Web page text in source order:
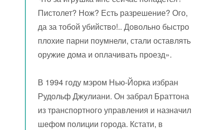
Пистолет? Нож? Есть разрешение? Ого,
да за тобой убийство!.. Довольно быстро
плохие парни поумнели, стали оставлять
оружие дома и оплачивать проезд».
В 1994 году мэром Нью-Йорка избран
Рудольф Джулиани. Он забрал Браттона
из транспортного управления и назначил
шефом полиции города. Кстати, в